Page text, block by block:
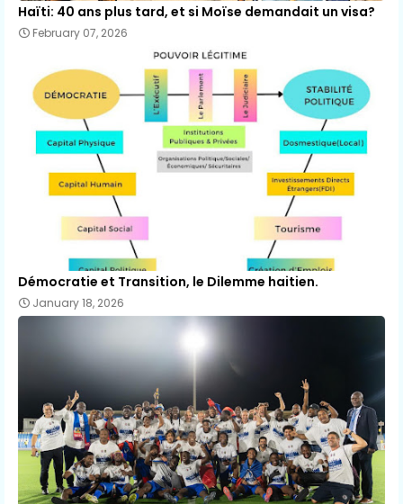
Haïti: 40 ans plus tard, et si Moïse demandait un visa?
February 07, 2026
Démocratie et Transition, le Dilemme haitien.
January 18, 2026